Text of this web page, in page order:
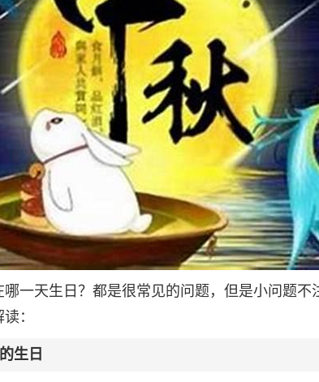
一天生日？都是很常见的问题，但是小问题
：
生日